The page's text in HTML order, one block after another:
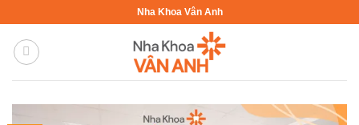
nội
Nha Khoa Vân Anh